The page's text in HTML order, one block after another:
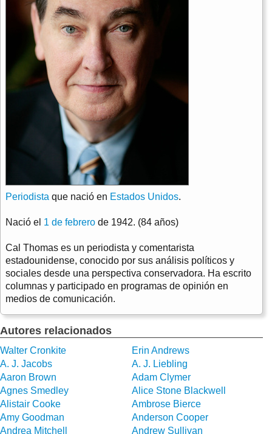
Periodista que nació en Estados Unidos.
Nació el 1 de febrero de 1942. (84 años)
Cal Thomas es un periodista y comentarista
estadounidense, conocido por sus análisis políticos y
sociales desde una perspectiva conservadora. Ha escrito
columnas y participado en programas de opinión en
medios de comunicación.
Autores relacionados
Walter Cronkite
Erin Andrews
A. J. Jacobs
A. J. Liebling
Aaron Brown
Adam Clymer
Agnes Smedley
Alice Stone Blackwell
Alistair Cooke
Ambrose Bierce
Amy Goodman
Anderson Cooper
Andrea Mitchell
Andrew Sullivan